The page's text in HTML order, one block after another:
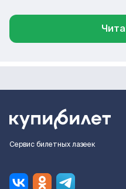
Сервис билетных лазеек